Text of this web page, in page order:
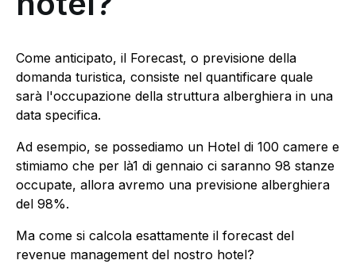
Come anticipato, il Forecast, o previsione della
domanda turistica, consiste nel quantificare quale
sarà l'occupazione della struttura alberghiera in una
data specifica.
Ad esempio, se possediamo un Hotel di 100 camere e
stimiamo che per là1 di gennaio ci saranno 98 stanze
occupate, allora avremo una previsione alberghiera
del 98%.
Ma come si calcola esattamente il forecast del
revenue management del nostro hotel?